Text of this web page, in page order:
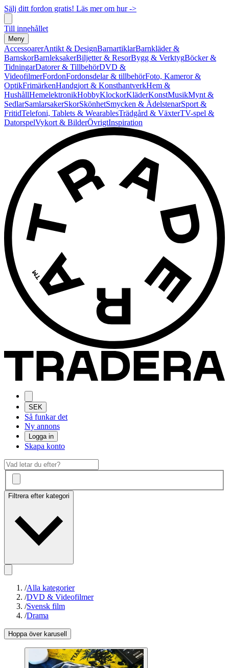
Sälj ditt fordon gratis! Läs mer om hur ->
Till innehållet
Meny
AccessoarerAntikt & DesignBarnartiklarBarnkläder &
BarnskorBarnleksakerBiljetter & ResorBygg & VerktygBöcker &
TidningarDatorer & TillbehörDVD &
VideofilmerFordonFordonsdelar & tillbehörFoto, Kameror &
OptikFrimärkenHandgjort & KonsthantverkHem &
HushållHemelektronikHobbyKlockorKläderKonstMusikMynt &
SedlarSamlarsakerSkorSkönhetSmycken & ÄdelstenarSport &
FritidTelefoni, Tablets & WearablesTrädgård & VäxterTV-spel &
DatorspelVykort & BilderÖvrigtInspiration
SEK
Så funkar det
Ny annons
Logga in
Skapa konto
Filtrera efter kategori
/Alla kategorier
/DVD & Videofilmer
/Svensk film
/Drama
Hoppa över karusell